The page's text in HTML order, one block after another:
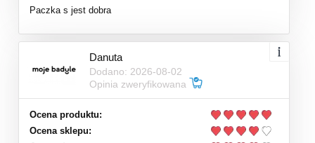
Paczka s jest dobra
Danuta
Dodano: 2026-08-02
Opinia zweryfikowana
Ocena produktu:
Ocena sklepu: